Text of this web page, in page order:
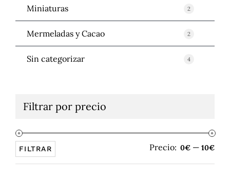
Miniaturas 2
Mermeladas y Cacao 2
Sin categorizar 4
Filtrar por precio
FILTRAR Precio: 0€ — 10€